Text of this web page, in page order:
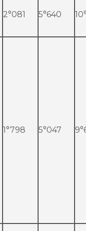
2°081 5°640
1°798 5°047